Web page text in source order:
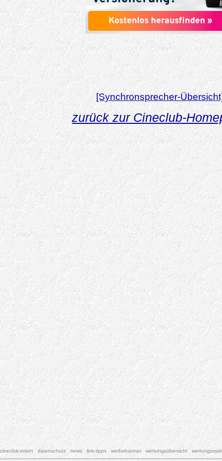
[Synchronsprecher-
zurück zur Cineclub-
cineclub-intern datenschutz news link-tipps werbebanner wertungsübersicht